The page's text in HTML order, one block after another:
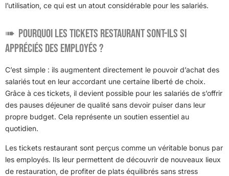
l’utilisation, ce qui est un atout considérable pour les salariés.
Pourquoi les tickets restaurant sont-ils si
appréciés des employés ?
C’est simple : ils augmentent directement le pouvoir d’achat des
salariés tout en leur accordant une certaine liberté de choix.
Grâce à ces tickets, il devient possible pour les salariés de s’offrir
des pauses déjeuner de qualité sans devoir puiser dans leur
propre budget. Cela représente un soutien essentiel au
quotidien.
Les tickets restaurant sont perçus comme un véritable bonus par
les employés. Ils leur permettent de découvrir de nouveaux lieux
de restauration, de profiter de plats équilibrés sans stress